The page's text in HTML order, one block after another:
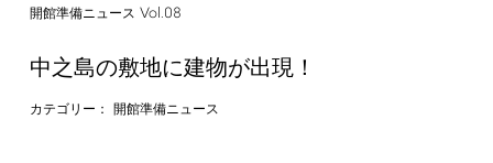
開館準備ニュース Vol.08
中之島の敷地に建物が出現！
カテゴリー： 開館準備ニュース